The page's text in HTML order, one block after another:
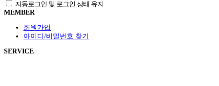
자동로그인 및 로그인 상태 유지
MEMBER
회원가입
아이디/비밀번호 찾기
SERVICE